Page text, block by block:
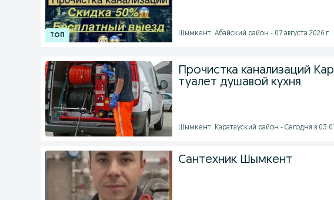
Шымкент, Абайский район - 07 августа 2026 г.
Прочистка канализаций
туалет душавой кухня
Шымкент, Каратауский район - Сегодня в 03:01
Сантехник Шымкент